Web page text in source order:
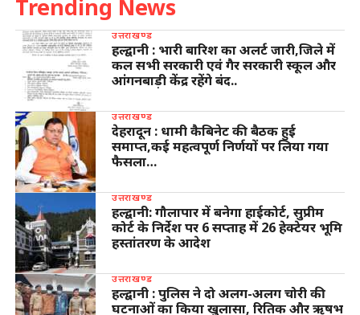
Trending News
उत्तराखण्ड
हल्द्वानी : भारी बारिश का अलर्ट जारी,जिले में
कल सभी सरकारी एवं गैर सरकारी स्कूल और
आंगनबाड़ी केंद्र रहेंगे बंद..
उत्तराखण्ड
देहरादून : धामी कैबिनेट की बैठक हुई
समाप्त,कई महत्वपूर्ण निर्णयों पर लिया गया
फैसला…
उत्तराखण्ड
हल्द्वानी: गौलापार में बनेगा हाईकोर्ट, सुप्रीम
कोर्ट के निर्देश पर 6 सप्ताह में 26 हेक्टेयर भूमि
हस्तांतरण के आदेश
उत्तराखण्ड
हल्द्वानी : पुलिस ने दो अलग-अलग चोरी की
घटनाओं का किया खुलासा, रितिक और ऋषभ